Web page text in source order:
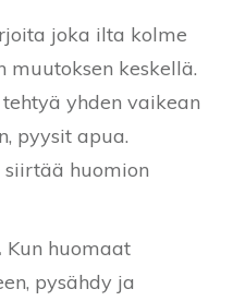
joka ilta kolme
muutoksen keskellä.
yhden vaikean
pyysit apua.
huomion
Kun huomaat
pysähdy ja